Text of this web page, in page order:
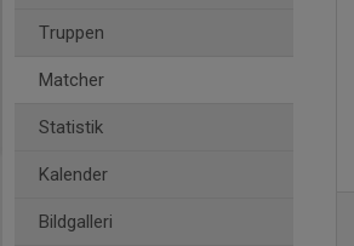
Truppen
Matcher
Statistik
Kalender
Bildgalleri